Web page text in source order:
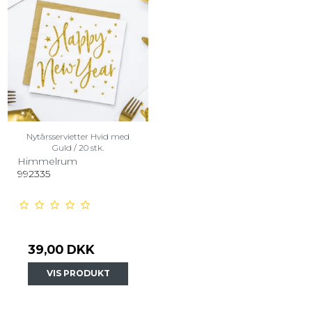
Nytårsservietter Hvid med
Guld / 20 stk.
Himmelrum
992335
39,00 DKK
VIS PRODUKT